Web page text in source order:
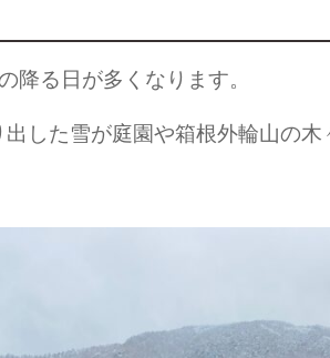
降る日が多くなります。
した雪が庭園や箱根外輪山の木